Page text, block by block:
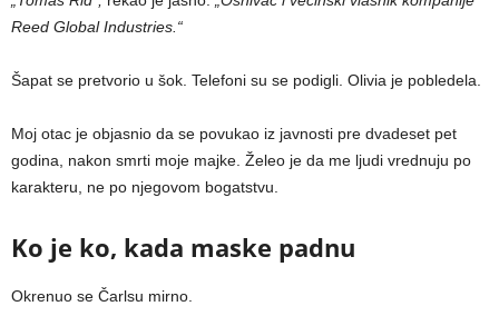
Reed Global Industries.“
Šapat se pretvorio u šok. Telefoni su se podigli. Olivia je pobledela.
Moj otac je objasnio da se povukao iz javnosti pre dvadeset pet
godina, nakon smrti moje majke. Želeo je da me ljudi vrednuju po
karakteru, ne po njegovom bogatstvu.
Ko je ko, kada maske padnu
Okrenuo se Čarlsu mirno.